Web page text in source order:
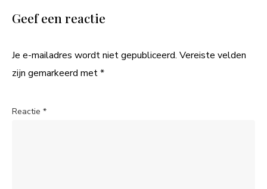
Geef een reactie
Je e-mailadres wordt niet gepubliceerd. Vereiste velden
zijn gemarkeerd met*
Reactie *